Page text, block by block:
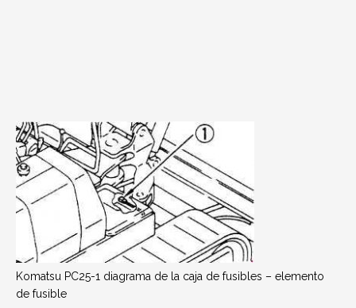
Komatsu PC25-1 diagrama de la caja de fusibles – elemento
de fusible